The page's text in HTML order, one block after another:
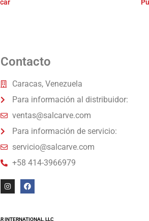
Contacto
Caracas, Venezuela
Para información al distribuidor:
ventas@salcarve.com
Para información de servicio:
servicio@salcarve.com
+58 414-3966979
INTERNATIONAL, LLC